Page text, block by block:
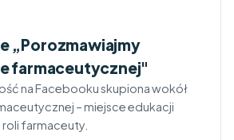
„Porozmawiajmy
farmaceutycznej"
na Facebooku skupiona wokół
– miejsce edukacji
roli farmaceuty.